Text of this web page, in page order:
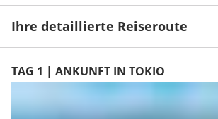
Ihre detaillierte Reiseroute
TAG 1 | ANKUNFT IN TOKIO